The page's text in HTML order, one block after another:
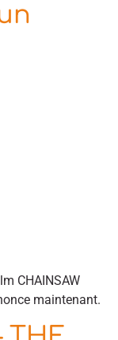
CHAINSAW
maintenant.